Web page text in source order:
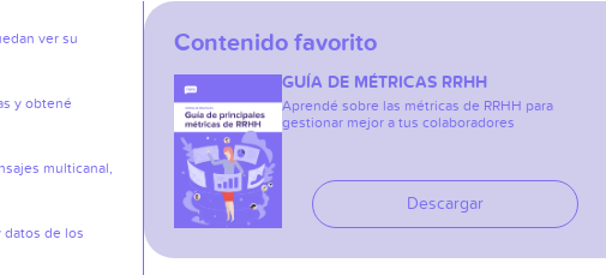
ver su
y obtené
multicanal,
datos de los
Contenido favorito
GUÍA DE MÉTRICAS RRHH
Aprendé sobre las métricas de RRHH para
gestionar mejor a tus colaboradores
Descargar